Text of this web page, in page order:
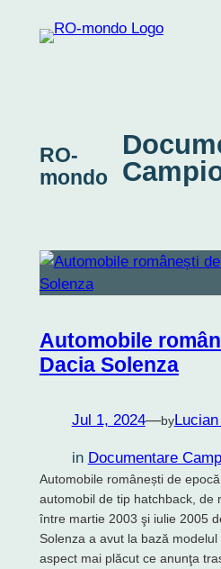
RO-
mondo
Automobile
Dacia Solenza
Jul 1, 2024—by
in Documentare
Automobile românești de
automobil de tip hatchback, de
între martie 2003 şi iulie 2005
Solenza a avut la bază
aspect mai plăcut ce anunţa